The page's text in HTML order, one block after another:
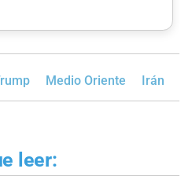
Medio Oriente Irán
leer: